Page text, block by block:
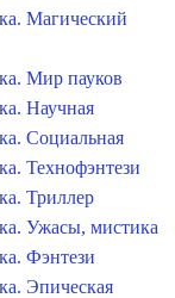
Магический
Мир пауков
Научная
Социальная
Технофэнтези
Триллер
Ужасы, мистика
Фэнтези
Эпическая